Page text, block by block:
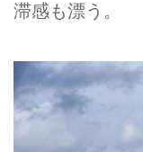
滞感も漂う。